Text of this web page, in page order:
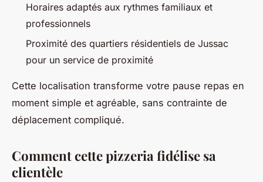
Horaires adaptés aux rythmes familiaux et
professionnels
Proximité des quartiers résidentiels de Jussac
pour un service de proximité
Cette localisation transforme votre pause repas en
moment simple et agréable, sans contrainte de
déplacement compliqué.
Comment cette pizzeria fidélise sa
clientèle